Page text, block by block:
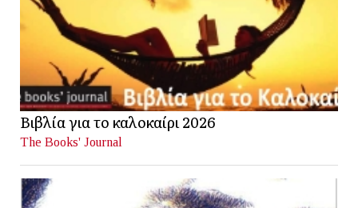
Βιβλία για το καλοκαίρι 2026
The Books' Journal